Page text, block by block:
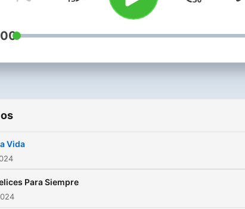
Vida
Para Siempre